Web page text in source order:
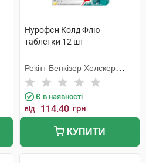
Нурофєн Колд Флю
таблетки 12 шт
Рекітт Бенкізер Хелскер
Інтернешнл
Є в наявності
від 114.40 грн
КУПИТИ